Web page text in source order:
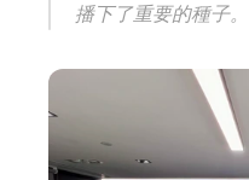
播下了重要的種子。